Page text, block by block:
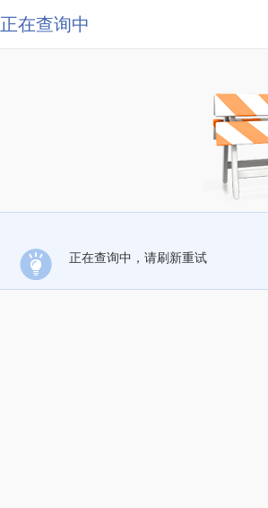
正在查询中
正在查询中，请刷新重试